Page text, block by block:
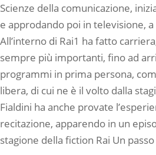
Scienze della comunicazione,
e approdando poi in televisione, a
All’interno di Rai1 ha fatto
sempre più importanti, fino ad
programmi in prima persona,
libera, di cui ne è il volto dalla
Fialdini ha anche provate
recitazione, apparendo in un
stagione della fiction Rai Un